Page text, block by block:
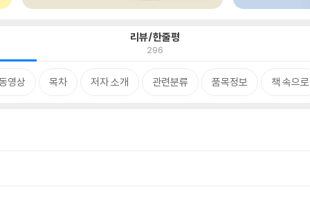
리뷰/한줄평
296
영상 목차 저자 소개 관련분류 품목정보 책 속으로